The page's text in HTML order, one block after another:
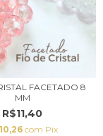
FACETADO 8
MM
R$11,40
com Pix